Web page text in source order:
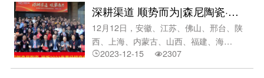
高。高强抗性，应用广
际建筑模数标准，适配大宅空间。·细腻无
暇，自带光华。经超质感技术以及数码模
具技术打磨方正岩板表面光感十足，内里
奢华迤逦。·原厂量产，60°岩板坯。应用
continua+连续成型智能系统、毫克级生
宅空间。·细腻无暇，自带光华。经超质感
技术以及数码模具技术打磨方正岩板表面
光感十足，内里奢华迤逦。·原厂量产，
60°岩板坯。应用continua+连续成型智能
系统、毫克级生产原料等原厂量产，60°
深耕渠道 顺势而为|森尼陶瓷·岩板2023优秀经销商年会圆满完成！
12月12日，安徽、江苏、佛山、邢台、陕
西、上海、内蒙古、山西、福建、海
南......全国各大客户经销商齐聚森尼陶瓷·
岩板佛山总部，共聚一堂，共商盛事！·森
2023-12-15 2307